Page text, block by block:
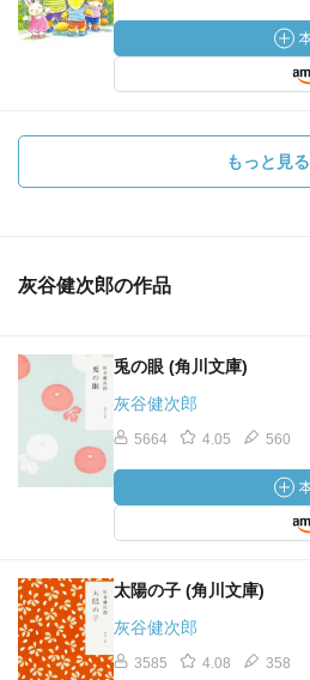
もっと見る
灰谷健次郎の作品
兎の眼 (角川文庫)
灰谷健次郎
5664 4.05 560
太陽の子 (角川文庫)
灰谷健次郎
3585 4.08 358